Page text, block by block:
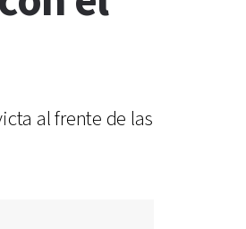
al frente de las